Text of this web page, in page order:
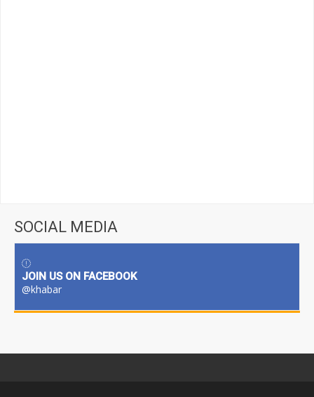
SOCIAL MEDIA
JOIN US ON FACEBOOK
@khabar